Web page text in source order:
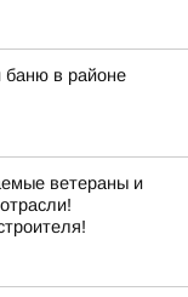
баню в районе
ветераны и